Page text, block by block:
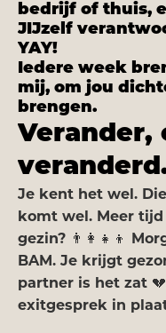
bedrijf of thuis,
JIJzelf
YAY!
Iedere week
mij, om jou
brengen.
Verander,
Je kent het wel.
komt wel. Meer
gezin? 👨‍👩‍👧‍👦
BAM. Je krijgt
partner is het zat 💔
exitgesprek in